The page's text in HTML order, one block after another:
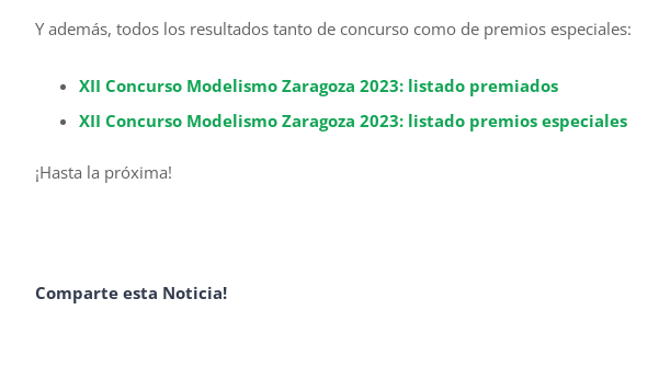
Y además, todos los resultados tanto de concurso como de premios especiales:
XII Concurso Modelismo Zaragoza 2023: listado premiados
XII Concurso Modelismo Zaragoza 2023: listado premios especiales
¡Hasta la próxima!
Comparte esta Noticia!